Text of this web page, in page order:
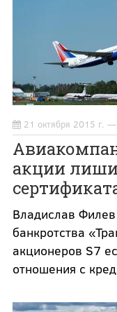
21 октября 2015 г.
акции
Владислав
банкротства
акционеров S7
отношения с